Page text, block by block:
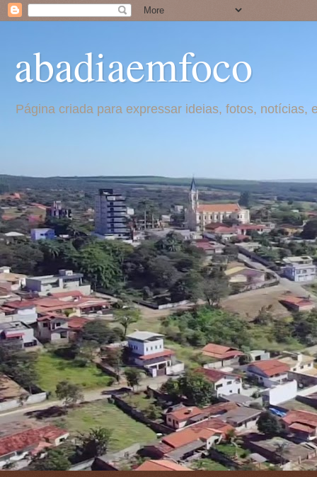
abadiaemfoco
Página criada para expressar ideias, fotos,